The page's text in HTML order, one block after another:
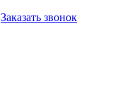
Заказать звонок